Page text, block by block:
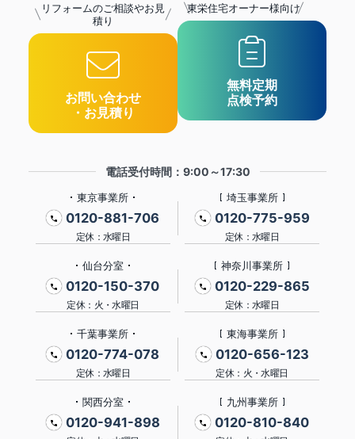
リフォームのご相談やお見
積り
お問い合わせ
・お見積り
東栄住宅オーナー様向け
無料定期
点検予約
東京事業所
0120-881-706
定休：水曜日
埼玉事業所
0120-775-959
定休：水曜日
仙台分室
0120-150-370
定休：火・水曜日
神奈川事業所
0120-229-865
定休：水曜日
千葉事業所
0120-774-078
定休：水曜日
東海事業所
0120-656-123
定休：火・水曜日
関西分室
0120-941-898
九州事業所
0120-810-840
電話受付時間：9:00～17:30